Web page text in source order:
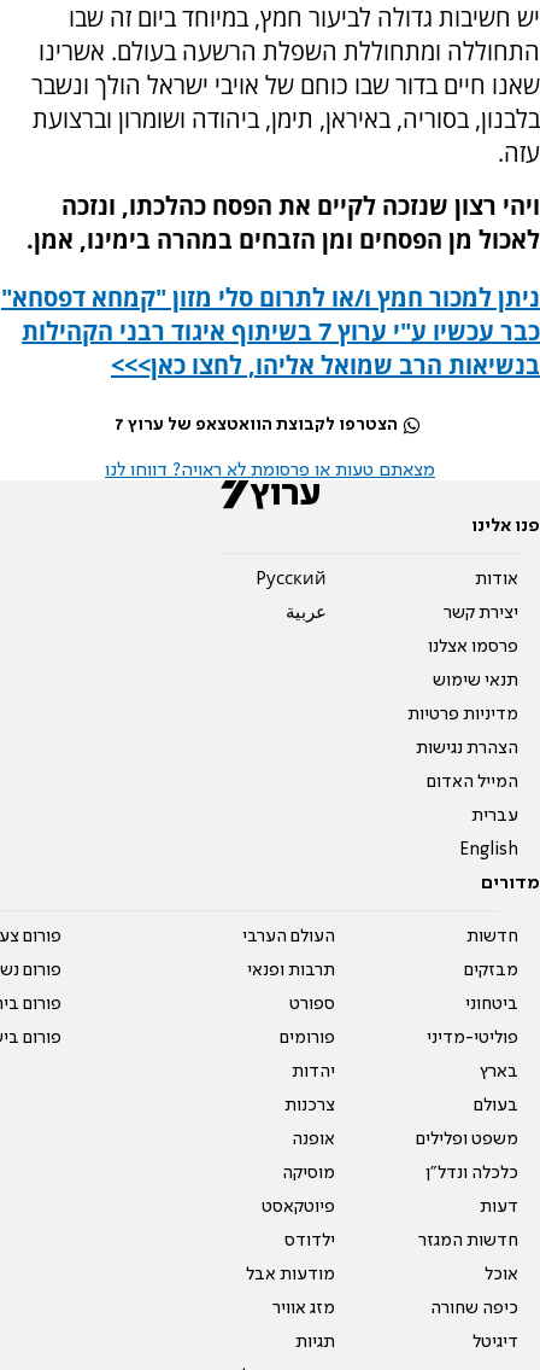
יש חשיבות גדולה לביעור חמץ, במיוחד ביום זה שבו
התחוללה ומתחוללת השפלת הרשעה בעולם. אשרינו
שאנו חיים בדור שבו כוחם של אויבי ישראל הולך ונשבר
בלבנון, בסוריה, באיראן, תימן, ביהודה ושומרון וברצועת
עזה.
ויהי רצון שנזכה לקיים את הפסח כהלכתו, ונזכה
לאכול מן הפסחים ומן הזבחים במהרה בימינו, אמן.
ניתן למכור חמץ ו/או לתרום סלי מזון "קמחא דפסחא"
כבר עכשיו ע"י ערוץ 7 בשיתוף איגוד רבני הקהילות
בנשיאות הרב שמואל אליהו, לחצו כאן>>>
הצטרפו לקבוצת הוואטצאפ של ערוץ 7
מצאתם טעות או פרסומת לא ראויה? דווחו לנו
פנו אלינו
אודות
יצירת קשר
פרסמו אצלנו
תנאי שימוש
מדיניות פרטיות
הצהרת נגישות
המייל האדום
עברית
English
Pусский
عربية
מדורים
חדשות
מבזקים
ביטחוני
פוליטי-מדיני
בארץ
בעולם
משפט ופלילים
כלכלה ונדל"ן
דעות
חדשות המגזר
אוכל
כיפה שחורה
דיגיטל
העולם הערבי
תרבות ופנאי
ספורט
פורומים
יהדות
צרכנות
אופנה
מוסיקה
פיוטקאסט
ילדודס
מודעות אבל
מזג אוויר
תגיות
פורום
פורום
פורום
פורום